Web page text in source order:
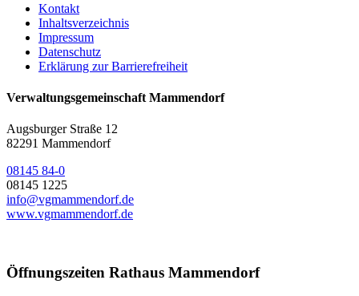
Kontakt
Inhaltsverzeichnis
Impressum
Datenschutz
Erklärung zur Barrierefreiheit
Verwaltungsgemeinschaft Mammendorf
Augsburger Straße 12
82291 Mammendorf
08145 84-0
08145 1225
info@vgmammendorf.de
www.vgmammendorf.de
Öffnungszeiten Rathaus Mammendorf